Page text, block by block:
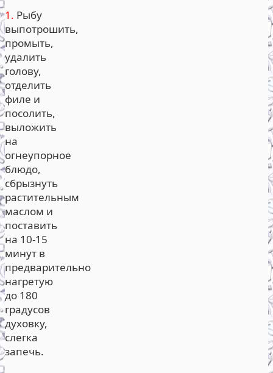
1. Рыбу
выпотрошить,
промыть,
удалить
голову,
отделить
филе и
посолить,
выложить
на
огнеупорное
блюдо,
сбрызнуть
растительным
маслом и
поставить
на 10-15
минут в
предварительно
нагретую
до 180
градусов
духовку,
слегка
запечь.